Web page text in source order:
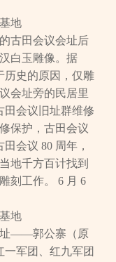
地
古田会议会址后
白玉雕像。据
历史的原因，仅雕
会址旁的民居里
田会议旧址群维修
保护，古田会议
会议 80 周年，
地千方百计找到
刻工作。 6 月 6
地
址——郭公寨（原
一军团、红九军团